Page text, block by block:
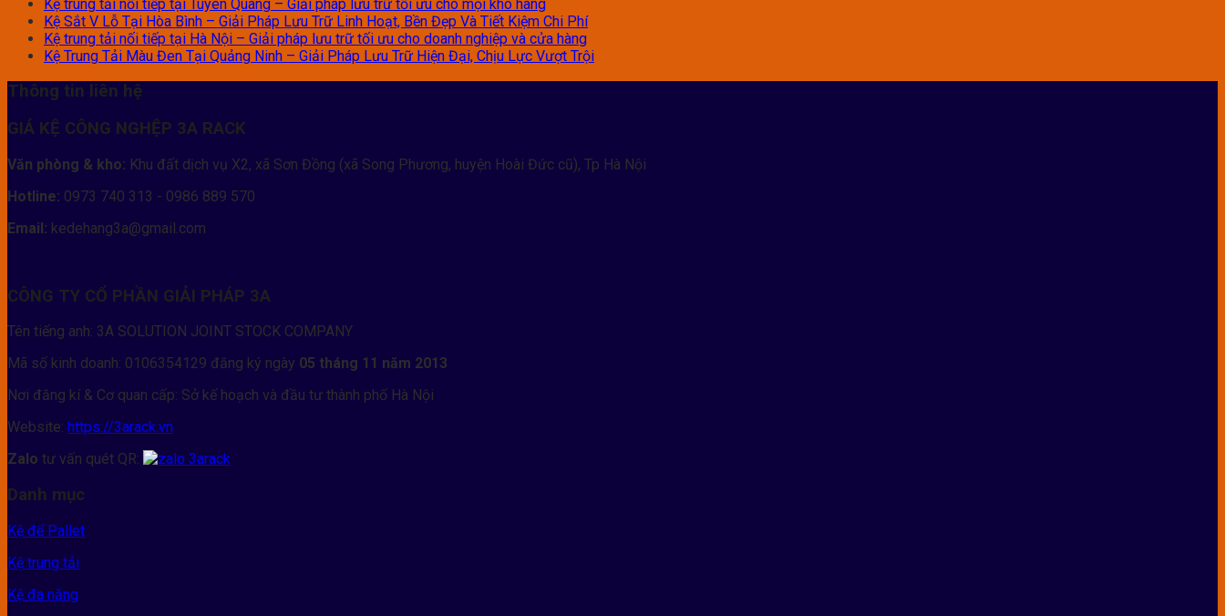
Kệ trung tải nối tiếp tại Tuyên Quang – Giải pháp lưu trữ tối ưu cho mọi kho hàng
Kệ Sắt V Lỗ Tại Hòa Bình – Giải Pháp Lưu Trữ Linh Hoạt, Bền Đẹp Và Tiết Kiệm Chi Phí
Kệ trung tải nối tiếp tại Hà Nội – Giải pháp lưu trữ tối ưu cho doanh nghiệp và cửa hàng
Kệ Trung Tải Màu Đen Tại Quảng Ninh – Giải Pháp Lưu Trữ Hiện Đại, Chịu Lực Vượt Trội
Thông tin liên hệ
GIÁ KỆ CÔNG NGHỆP 3A RACK
Văn phòng & kho: Khu đất dịch vụ X2, xã Sơn Đồng (xã Song Phương, huyện Hoài Đức cũ), Tp Hà Nội
Hotline: 0973 740 313 - 0986 889 570
Email: kedehang3a@gmail.com
CÔNG TY CỔ PHẦN GIẢI PHÁP 3A
Tên tiếng anh: 3A SOLUTION JOINT STOCK COMPANY
Mã số kinh doanh: 0106354129 đăng ký ngày 05 tháng 11 năm 2013
Nơi đăng kí & Cơ quan cấp: Sở kế hoạch và đầu tư thành phố Hà Nội
Website: https://3arack.vn
Zalo tư vấn quét QR:
Danh mục
Kệ để Pallet
Kệ trung tải
Kệ đa năng